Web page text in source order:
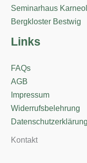
Seminarhaus
Bergkloster Bestwig
Links
FAQs
AGB
Impressum
Widerrufsbelehrung
Datenschutzerklärung
Kontakt